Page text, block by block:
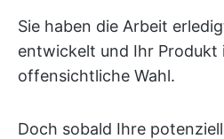
Sie haben die Arbeit
entwickelt und Ihr Produkt
offensichtliche Wahl.
Doch sobald Ihre